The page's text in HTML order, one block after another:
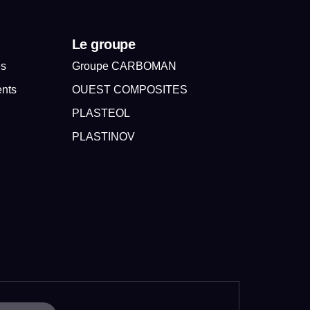
Le groupe
Groupe CARBOMAN
OUEST COMPOSITES
PLASTEOL
PLASTINOV